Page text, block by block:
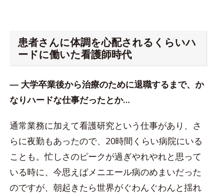
患者さんに体調を心配されるくらいハ
ードに働いた看護師時代
― 大学卒業後から治療のために退職するまで、か
なりハードな仕事だったとか…
通常業務に加えて看護研究という仕事があり、さ
らに夜勤もあったので、20時間くらい病院にいる
ことも。忙しさのピークが過ぎやれやれと思って
いる時に、今思えばメニエール病のめまいだった
のですが、朝起きたら世界がぐわんぐわんと揺れ